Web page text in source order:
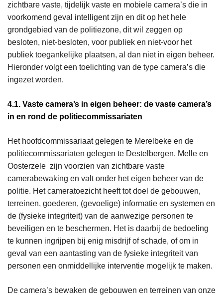
zichtbare vaste, tijdelijk vaste en mobiele camera’s die in
voorkomend geval intelligent zijn en dit op het hele
grondgebied van de politiezone, dit wil zeggen op
besloten, niet-besloten, voor publiek en niet-voor het
publiek toegankelijke plaatsen, al dan niet in eigen beheer.
Hieronder volgt een toelichting van de type camera’s die
ingezet worden.
4.1. Vaste camera’s in eigen beheer: de vaste camera’s
in en rond de politiecommissariaten
Het hoofdcommissariaat gelegen te Merelbeke en de
politiecommissariaten gelegen te Destelbergen, Melle en
Oosterzele zijn voorzien van zichtbare vaste
camerabewaking en valt onder het eigen beheer van de
politie. Het cameratoezicht heeft tot doel de gebouwen,
terreinen, goederen, (gevoelige) informatie en systemen en
de (fysieke integriteit) van de aanwezige personen te
beveiligen en te beschermen. Het is daarbij de bedoeling
te kunnen ingrijpen bij enig misdrijf of schade, of om in
geval van een aantasting van de fysieke integriteit van
personen een onmiddellijke interventie mogelijk te maken.
De camera’s bewaken de gebouwen en terreinen van onze